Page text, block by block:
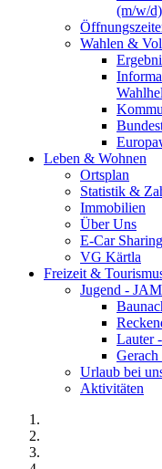
(m/w/d)
Wahlen &
Leben & Wohnen
Ortsplan
Statistik &
Immobilien
Über Uns
E-Car Sharing
VG Kärtla
Freizeit &
Jugend -
Lauter
Gerach
Urlaub bei
Aktivitäten